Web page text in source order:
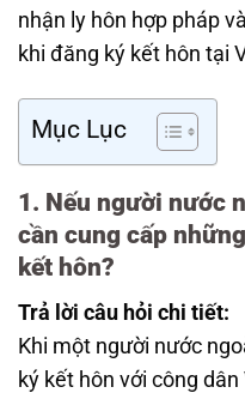
nhận ly hôn hợp pháp
khi đăng ký kết hôn tại
Mục Lục
1. Nếu người nước
cần cung cấp
kết hôn?
Trả lời câu hỏi chi tiết:
Khi một người nước
ký kết hôn với công